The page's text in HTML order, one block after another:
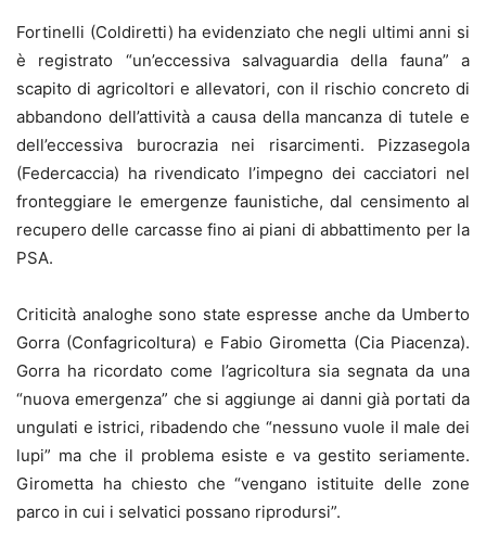
Fortinelli (Coldiretti) ha evidenziato che negli ultimi anni si
è registrato “un’eccessiva salvaguardia della fauna” a
scapito di agricoltori e allevatori, con il rischio concreto di
abbandono dell’attività a causa della mancanza di tutele e
dell’eccessiva burocrazia nei risarcimenti. Pizzasegola
(Federcaccia) ha rivendicato l’impegno dei cacciatori nel
fronteggiare le emergenze faunistiche, dal censimento al
recupero delle carcasse fino ai piani di abbattimento per la
PSA.
Criticità analoghe sono state espresse anche da Umberto
Gorra (Confagricoltura) e Fabio Girometta (Cia Piacenza).
Gorra ha ricordato come l’agricoltura sia segnata da una
“nuova emergenza” che si aggiunge ai danni già portati da
ungulati e istrici, ribadendo che “nessuno vuole il male dei
lupi” ma che il problema esiste e va gestito seriamente.
Girometta ha chiesto che “vengano istituite delle zone
parco in cui i selvatici possano riprodursi”.